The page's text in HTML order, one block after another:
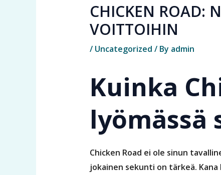
CHICKEN ROAD:
VOITTOIHIN
/ Uncategorized / By admin
Kuinka
lyömässä
Chicken Road ei ole sinun
jokainen sekunti on tärkeä.